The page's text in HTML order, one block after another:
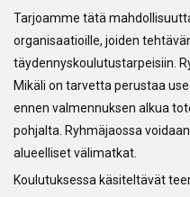
Tarjoamme tätä
organisaatioille, joiden
täydennyskoulutustarpeisiin.
Mikäli on tarvetta perustaa
ennen valmennuksen alkua
pohjalta. Ryhmäjaossa
alueelliset välimatkat.
Koulutuksessa käsiteltävät